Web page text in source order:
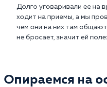
Долго уговаривали ее на
ходит на приемы, а мы
чем они на них там
не бросает, значит ей
Опираемся на